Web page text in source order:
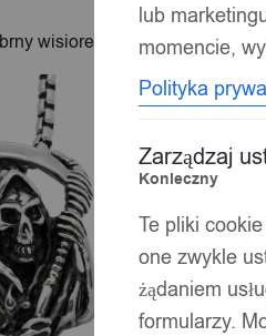
wisiorek reaper kostucha
lub
momencie,
Polityka
Zarządzaj
Konieczny
Te pliki
one zwykle
żądaniem
formularzy.